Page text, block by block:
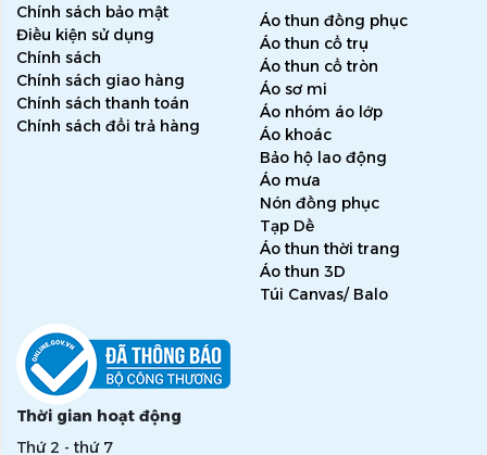
Chính sách bảo mật
Điều kiện sử dụng
Chính sách
Chính sách giao hàng
Chính sách thanh toán
Chính sách đổi trả hàng
Áo thun đồng phục
Áo thun cổ trụ
Áo thun cổ tròn
Áo sơ mi
Áo nhóm áo lớp
Áo khoác
Bảo hộ lao động
Áo mưa
Nón đồng phục
Tạp Dề
Áo thun thời trang
Áo thun 3D
Túi Canvas/ Balo
Thời gian hoạt động
Thứ 2 - thứ 7